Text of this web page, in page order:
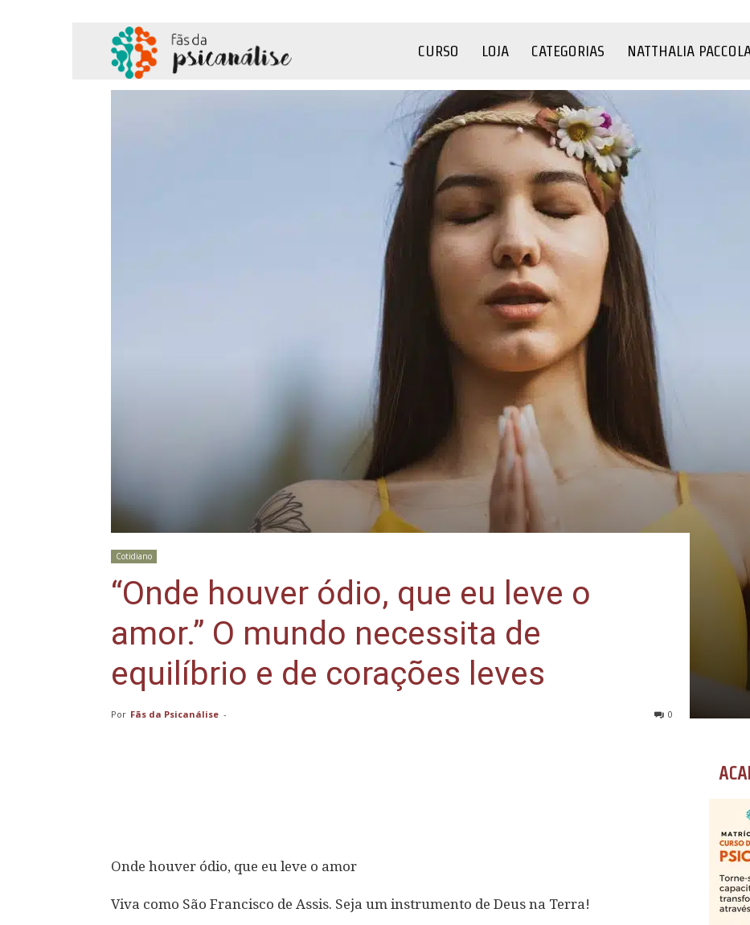
CURSO LOJA CATEGORIAS NATTHALIA
Cotidiano
“Onde houver ódio, que eu leve o
amor.” O mundo necessita de
equilíbrio e de corações leves
Por Fãs da Psicanálise - 0
Onde houver ódio, que eu leve o amor
Viva como São Francisco de Assis. Seja um instrumento de Deus na Terra!